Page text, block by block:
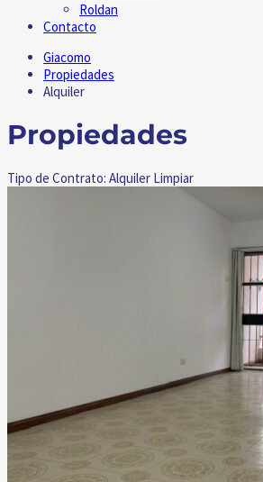
Roldan
Contacto
Giacomo
Propiedades
Alquiler
Propiedades
Tipo de Contrato: Alquiler Limpiar